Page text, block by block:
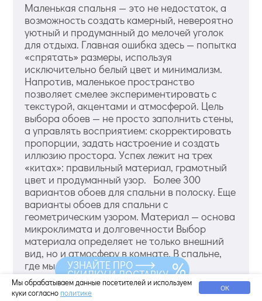
Маленькая спальня — это не недостаток, а
возможность создать камерный, невероятно
уютный и продуманный до мелочей уголок
для отдыха. Главная ошибка здесь — попытка
«спрятать» размеры, используя
исключительно белый цвет и минимализм.
Напротив, маленькое пространство
позволяет смелее экспериментировать с
текстурой, акцентами и атмосферой. Цель
выбора обоев — не просто заполнить стены,
а управлять восприятием: скорректировать
пропорции, задать настроение и создать
иллюзию простора. Успех лежит на трех
«китах»: правильный материал, грамотный
цвет и продуманный узор. Более 300
вариантов обоев для спальни в полоску. Еще
варианты обоев для спальни с
геометрическим узором. Материал — основа
микроклимата и долговечности Выбор
материала определяет не только внешний
вид, но и атмосферу в комнате. В спальне,
где мы восстанавливаем силы, это
критически важно. Бумажные обои. Плюсы:
Максимальная экологичность и паропрони...
Мы обрабатываем данные посетителей и используем
куки согласно политике ОК
УЗНАЙТЕ ПРО
СКИДКУ И ДОСТАВКУ